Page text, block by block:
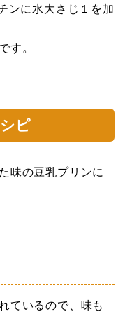
ンに水大さじ１を加
す。
ピ
味の豆乳プリンに
ているので、味も